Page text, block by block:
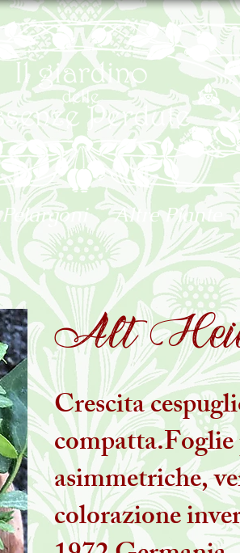
Pelargoni Altre Piante
Alt
Crescita
compatta.Foglie
asimmetriche,
colorazione